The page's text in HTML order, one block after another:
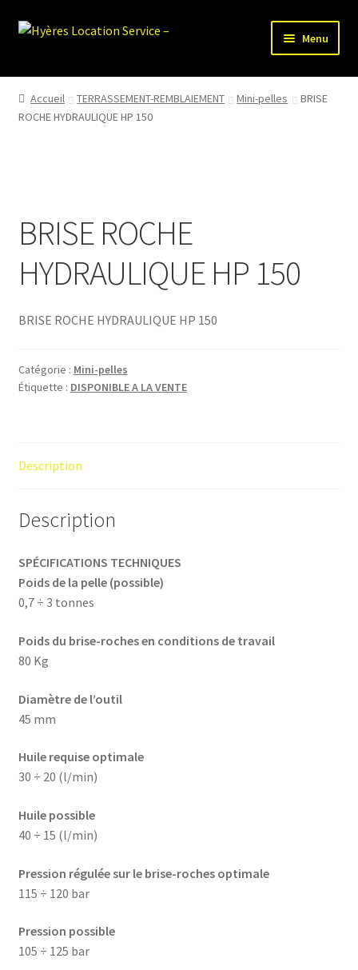
Aller
Aller
Menu
HLS-ACCUEIL
LOCATION MATERIEL
Accueil TERRASSEMENT-REMBLAIEMENT Mini-pelles
BRISE
ROCHE HYDRAULIQUE HP 150
BRISE ROCHE
HYDRAULIQUE HP 150
BRISE ROCHE HYDRAULIQUE HP 150
Catégorie : Mini-pelles
Étiquette : DISPONIBLE A LA VENTE
Description
Description
SPÉCIFICATIONS TECHNIQUES
Poids de la pelle (possible)
0,7 ÷ 3 tonnes
Poids du brise-roches en conditions de travail
80 Kg
Diamètre de l’outil
45 mm
Huile requise optimale
30 ÷ 20 (l/min)
Huile possible
40 ÷ 15 (l/min)
Pression régulée sur le brise-roches optimale
115 ÷ 120 bar
Pression possible
105 ÷ 125 bar